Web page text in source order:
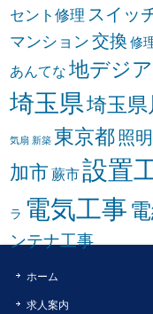
セント修理 スイッ
マンション 交換 修
あんてな 地デジ
埼玉県埼玉県
気扇 新築 東京都照明
加市 蕨市設置
ラ 電気工事
ンテナ工事
ホーム
求人案内